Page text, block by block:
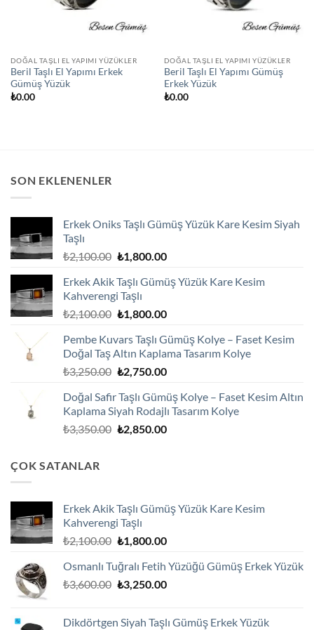
DOĞAL TAŞLI EL YAPIMI YÜZÜKLER
Beril Taşlı El Yapımı Erkek
Gümüş Yüzük
₺0.00
DOĞAL TAŞLI EL YAPIMI YÜZÜKLER
Beril Taşlı El Yapımı Gümüş
Erkek Yüzük
₺0.00
SON EKLENENLER
Erkek Oniks Taşlı Gümüş Yüzük Kare Kesim Siyah
Taşlı
₺2,100.00 Orijinal
₺2,100.00.
₺1,800.00Şu
fiyat:
Erkek Akik Taşlı Gümüş Yüzük Kare Kesim
Kahverengi Taşlı
₺2,100.00 Orijinal
₺2,100.00.
₺1,800.00Şu
fiyat:
₺1,800.00.
Pembe Kuvars Taşlı Gümüş Kolye – Faset Kesim
Doğal Taş Altın Kaplama Tasarım Kolye
₺3,250.00 Orijinal
₺3,250.00.
₺2,750.00Şu
fiyat:
₺2,750.00.
Doğal Safir Taşlı Gümüş Kolye – Faset Kesim Altın
Kaplama Siyah Rodajlı Tasarım Kolye
₺3,350.00 Orijinal
₺2,850.00Şu
ÇOK SATANLAR
Erkek Akik Taşlı Gümüş Yüzük Kare Kesim
Kahverengi Taşlı
₺2,100.00 Orijinal
₺2,100.00.
₺1,800.00Şu
fiyat:
₺1,800.00.
Osmanlı Tuğralı Fetih Yüzüğü Gümüş Erkek Yüzük
₺3,600.00 Orijinal
₺3,250.00Şu
Dikdörtgen Siyah Taşlı Gümüş Erkek Yüzük